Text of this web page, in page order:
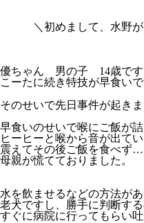
＼初めまして、水野
優ちゃん 男の子 14歳です
こーたに続き特技が早食いで
そのせいで先日事件が起き
早食いのせいで喉にご飯が詰
ヒーヒーと喉から音が出て
震えてその後ご飯を食べず…
母親が慌てておりました。
水を飲ませるなどの方法が
老犬ですし、勝手に判断す
すぐに病院に行ってもらい